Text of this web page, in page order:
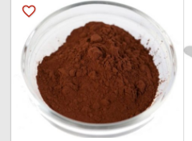
favorite_border